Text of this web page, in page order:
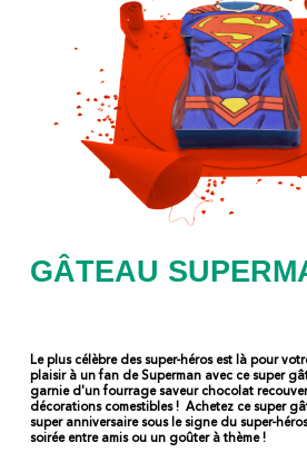
GÂTEAU
Le plus célèbre des super-héros est là pour
plaisir à un fan de Superman avec ce super
garnie d'un fourrage saveur chocolat
décorations comestibles ! Achetez ce super
super anniversaire sous le signe du super-
soirée entre amis ou un goûter à thème !